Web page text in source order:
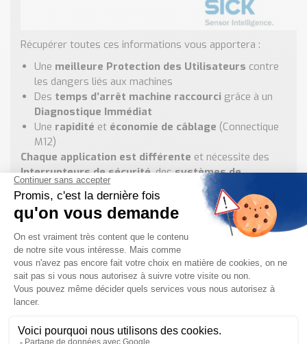
Récupérer toutes ces informations vous apportera :
Une meilleure Protection des Utilisateurs contre
les dangers liés aux machines
Des temps d’arrêt machine raccourci grâce à un
Diagnostique Immédiat
Une rapidité et économie de câblage (Connectique
M12)
Chaque application est différente et nécessite des
Interrupteurs de sécurité, dessystèmes de
commande de sécurité
Scrutateurs Lasers
etBarrières Immatériellesdifférents.
Dans l’exemple ci-dessus, nous utilisons différents
systèmes de commande de sécurité
Appareil de
commande de sécuritéet Afficheur de Process
vous pouvez retrouver :
Système de commande de sécurité Flexi Loop SICK
Système de commande de Sécurité Flexi Soft
Pour plus d’informations sur « Commentoptimiser la